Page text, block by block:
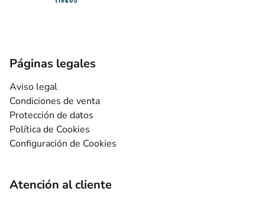
Páginas legales
Aviso legal
Condiciones de venta
Protección de datos
Política de Cookies
Configuración de Cookies
Atención al cliente